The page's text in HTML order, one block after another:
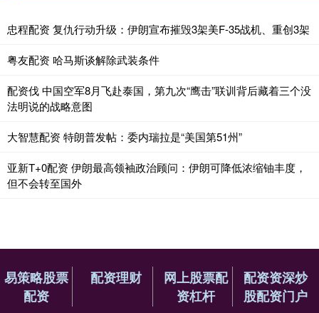
忠程配资 复仇行动升级：伊朗宣布摧毁3架美F-35战机、重创3架
粤友配资 哈马斯谈解除武装条件
配资伐 中国空军8月飞赴泰国，第九次“鹰击”联训背后藏着三个没
法明说的战略意图
大智慧配资 特朗普发帖：委内瑞拉是“美国第51州”
亚新T+0配资 伊朗最高领袖政治顾问：伊朗可降低浓缩铀丰度，
但不会转至国外
易策略股票
配资
配资理财
网上股票配
资杠杆
配资资深炒
股配资门户